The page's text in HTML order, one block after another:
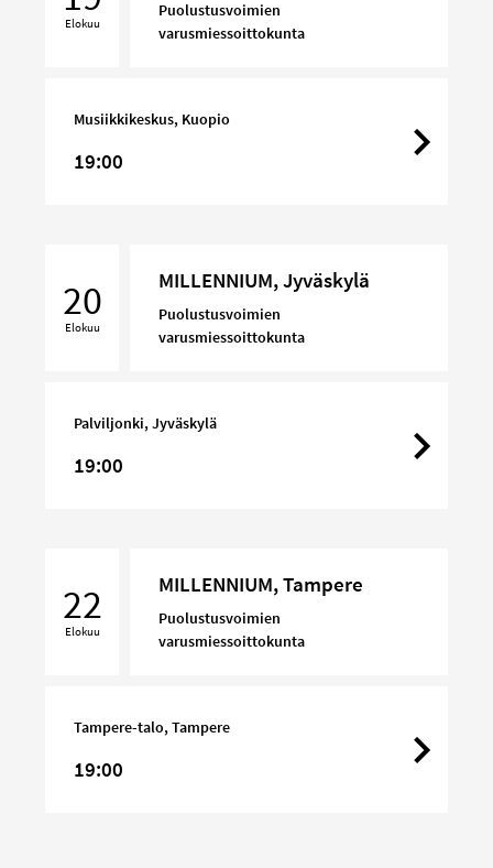
Elokuu
Puolustusvoimien
varusmiessoittokunta
Musiikkikeskus, Kuopio
19:00
Jyväskylä
20
Elokuu
MILLENNIUM, Jyväskylä
Puolustusvoimien
varusmiessoittokunta
Palviljonki, Jyväskylä
19:00
Tampere
22
Elokuu
MILLENNIUM, Tampere
Puolustusvoimien
varusmiessoittokunta
Tampere-talo, Tampere
19:00